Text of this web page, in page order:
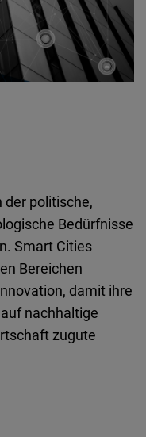
der politische,
Bedürfnisse
Smart Cities
Bereichen
damit ihre
nachhaltige
zugute